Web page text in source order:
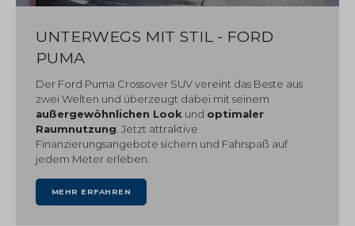
UNTERWEGS MIT STIL - FORD
PUMA
Der Ford Puma Crossover SUV vereint das Beste aus
zwei Welten und überzeugt dabei mit seinem
außergewöhnlichen Look und optimaler
Raumnutzung . Jetzt attraktive
Finanzierungsangebote sichern und Fahrspaß auf
jedem Meter erleben.
MEHR ERFAHREN